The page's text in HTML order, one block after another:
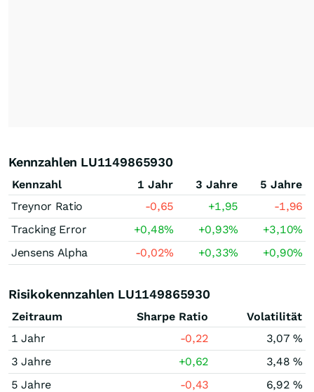
Kennzahlen LU1149865930
Kennzahl 1 Jahr 3 Jahre
5 Jahre
Treynor Ratio
-0,65 +1,95
-1,96
Tracking Error
+0,48% +0,93% +3,10%
Jensens Alpha
-0,02% +0,33% +0,90%
Risikokennzahlen LU1149865930
Zeitraum Sharpe Ratio
Volatilität
1 Jahr
-0,22
3,07 %
3 Jahre
+0,62
3,48 %
5 Jahre
-0,43 6,92 %